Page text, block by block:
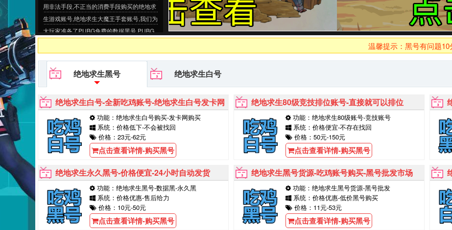
用非法手段,不正当的消费手段购买的绝地求
生游戏账号,绝地求生大魔王手套账号,我们为
大玩家准备了PUBG免费的数据黑号,PUBG
温馨提示：黑号有问题10分
绝地求生黑号 绝地求生白号
绝地求生白号-全新吃鸡账号-绝地求生白号发卡网
功能：绝地求生白号购买-发卡网购买
系统：价格低下-不会被找回
价格：23元-62元
点击查看详情-购买黑号
绝地求生80级竞技排位账号-直接就可以排位
功能：绝地求生80级账号-竞技账号
系统：价格便宜-不存在找回
价格：50元-150元
点击查看详情-购买黑号
绝地求生永久黑号-价格便宜-24小时自动发货
功能：绝地求生黑号-数据黑-永久黑
系统：价格优惠-售后给力
价格：10元-50元
点击查看详情-购买黑号
绝地求生黑号货源-吃鸡账号购买-黑号批发市场
功能：绝地求生黑号货源-黑号批发
系统：价格优惠-低价黑号购买
价格：11元-53元
点击查看详情-购买黑号